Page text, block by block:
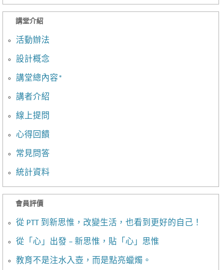
講堂介紹
活動辦法
設計概念
講堂總內容*
講者介紹
線上提問
心得回饋
常見問答
統計資料
會員評價
從 PTT 到新思惟，改變生活，也看到更好的自己！
從「心」出發 – 新思惟，貼「心」思惟
教育不是注水入壺，而是點亮蠟燭。